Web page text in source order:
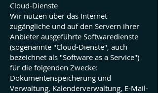
Cloud-Dienste
Wir nutzen über das Internet
zugängliche und auf den Servern ihrer
Anbieter ausgeführte Softwaredienste
(sogenannte "Cloud-Dienste", auch
bezeichnet als "Software as a Service")
für die folgenden Zwecke:
Dokumentenspeicherung und
Verwaltung, Kalenderverwaltung, E-Mail-